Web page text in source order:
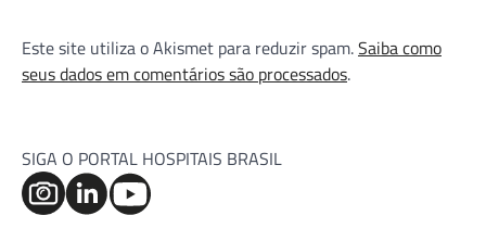
Este site utiliza o Akismet para reduzir spam.Saiba como
seus dados em comentários são processados.
SIGA O PORTAL HOSPITAIS BRASIL